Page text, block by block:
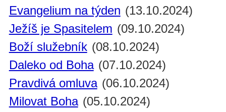
Evangelium na týden (13.10.2024)
Ježíš je Spasitelem (09.10.2024)
Boží služebník (08.10.2024)
Daleko od Boha (07.10.2024)
Pravdivá omluva (06.10.2024)
Milovat Boha (05.10.2024)